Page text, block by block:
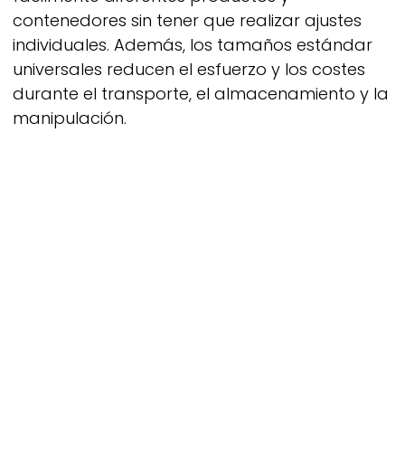
contenedores sin tener que realizar ajustes
individuales. Además, los tamaños estándar
universales reducen el esfuerzo y los costes
durante el transporte, el almacenamiento y la
manipulación.